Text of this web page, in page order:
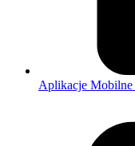
Aplikacje Mobilne